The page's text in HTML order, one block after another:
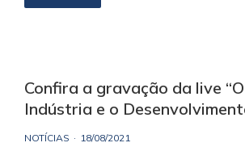
Confira a gravação da live
Indústria e o
NOTÍCIAS 18/08/2021